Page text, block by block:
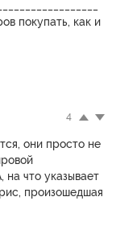
покупать, как и
4
они просто не
что указывает
произошедшая